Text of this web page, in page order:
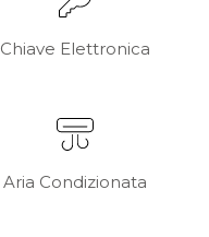
Chiave Elettronica
Aria Condizionata